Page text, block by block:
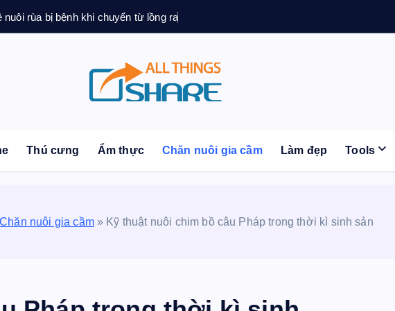
nuôi rùa bị bệnh khi chuyển từ lồng ra
Blog | Knowledge | Technology | Tips | Pets | Life
Thú cưng Ẩm thực Chăn nuôi gia cầm Làm đẹp Tools
Chăn nuôi gia cầm» Kỹ thuật nuôi chim bồ câu Pháp trong thời kì sinh sản